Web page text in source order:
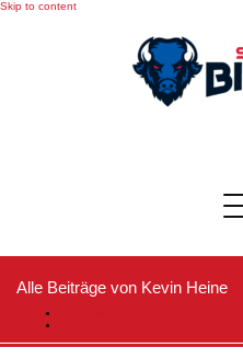
Skip to content
Alle Beiträge von Kevin Heine